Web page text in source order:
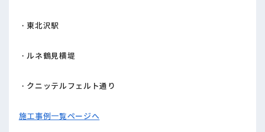
・東北沢駅
・ルネ鶴見横堤
・クニッテルフェルト通り
施工事例一覧ページへ